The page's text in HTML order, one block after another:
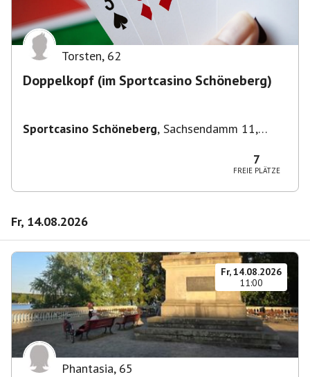
Torsten, 62
Doppelkopf (im Sportcasino Schöneberg)
Sportcasino Schöneberg, Sachsendamm 11,
7
FREIE PLÄTZE
Fr, 14.08.2026
Fr, 14.08.2026
11:00
Phantasia, 65